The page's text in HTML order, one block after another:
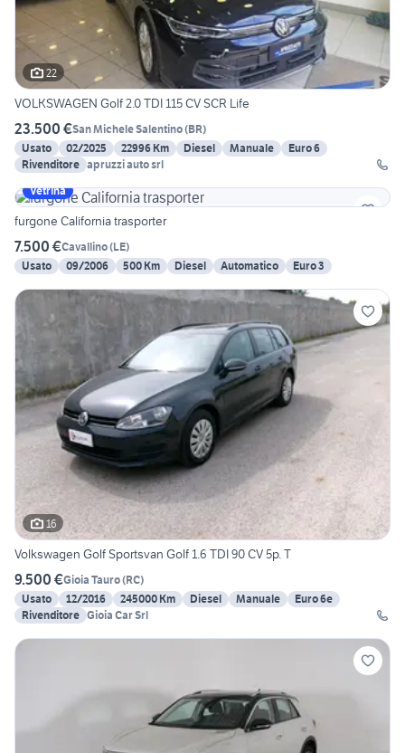
22
VOLKSWAGEN Golf 2.0 TDI 115 CV SCR Life
23.500 €San Michele Salentino(BR)
Usato
02/2025 22996 Km Diesel Manuale
Euro 6
Rivenditore apruzzi auto srl
Vetrina
furgone California trasporter
7.500 €Cavallino(LE)
Usato
09/2006 500 Km Diesel Automatico Euro 3
16
Volkswagen Golf Sportsvan Golf 1.6 TDI 90 CV 5p. T
9.500 €Gioia Tauro(RC)
Usato
12/2016 245000 Km Diesel Manuale
Euro 6e
Rivenditore Gioia Car Srl